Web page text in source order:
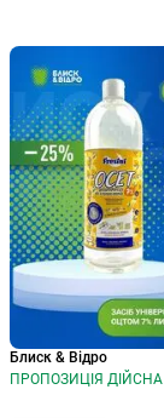
Блиск & Відро
ПРОПОЗИЦІЯ ДІЙСНА